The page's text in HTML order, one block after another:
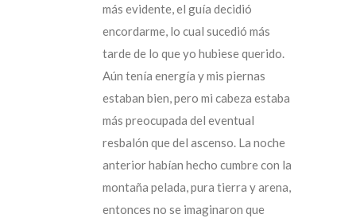
más evidente, el guía decidió
encordarme, lo cual sucedió más
tarde de lo que yo hubiese querido.
Aún tenía energía y mis piernas
estaban bien, pero mi cabeza estaba
más preocupada del eventual
resbalón que del ascenso. La noche
anterior habían hecho cumbre con la
montaña pelada, pura tierra y arena,
entonces no se imaginaron que